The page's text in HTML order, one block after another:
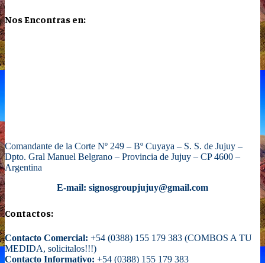
Nos Encontras en:
Comandante de la Corte Nº 249 – Bº Cuyaya – S. S. de Jujuy –
Dpto. Gral Manuel Belgrano – Provincia de Jujuy – CP 4600 –
Argentina
E-mail: signosgroupjujuy@gmail.com
Contactos:
Contacto Comercial: +54 (0388) 155 179 383 (COMBOS A TU
MEDIDA, solicitalos!!!)
Contacto Informativo: +54 (0388) 155 179 383